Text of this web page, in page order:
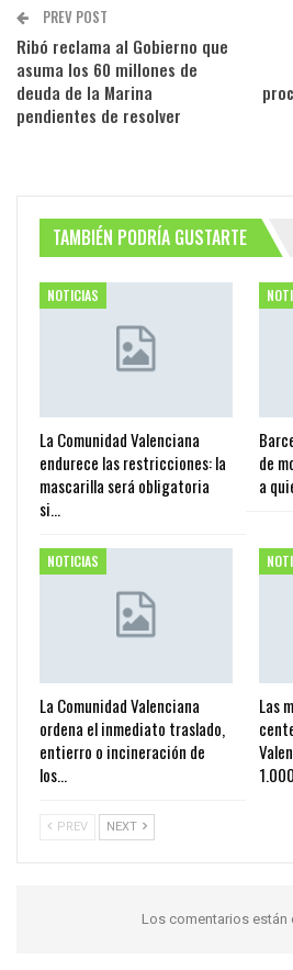
PREV POST
Ribó reclama al Gobierno que
asuma los 60 millones de
deuda de la Marina
pendientes de resolver
TAMBIÉN PODRÍA GUSTARTE
NOTICIAS
La Comunidad Valenciana
endurece las restricciones: la
mascarilla será obligatoria
si…
de
a
NOTICIAS
La Comunidad Valenciana
ordena el inmediato traslado,
entierro o incineración de
los…
Las
PREV NEXT
Los comentarios están